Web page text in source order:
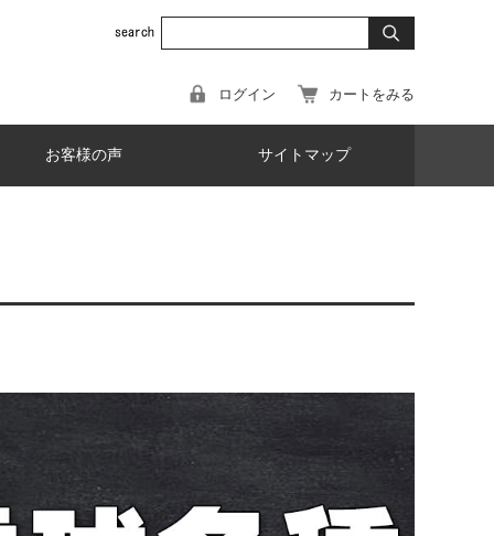
ログイン カートをみる
お客様の声 サイトマップ